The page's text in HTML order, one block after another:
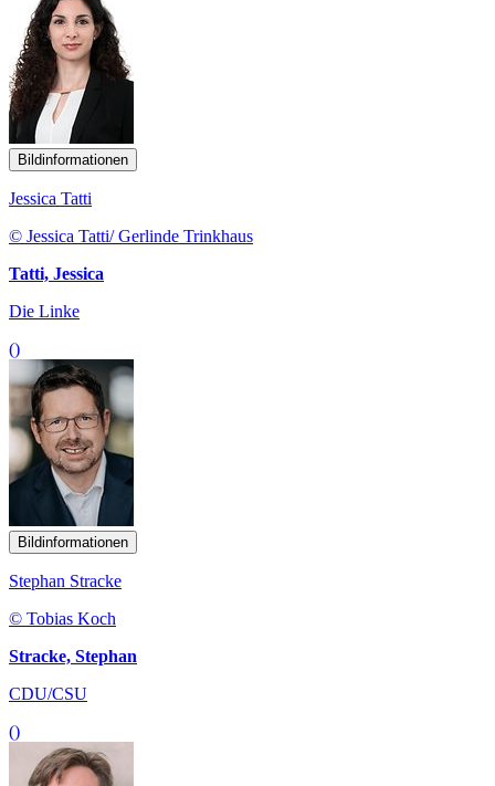
Bildinformationen
Jessica Tatti
© Jessica Tatti/ Gerlinde Trinkhaus
Tatti, Jessica
Die Linke
()
Bildinformationen
Stephan Stracke
© Tobias Koch
Stracke, Stephan
CDU/CSU
()